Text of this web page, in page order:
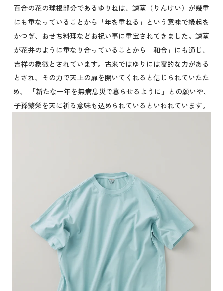
百合の花の球根部分であるゆりねは、鱗茎（りんけい）が幾重
にも重なっていることから「年を重ねる」という意味で縁起を
かつぎ、おせち料理などお祝い事に重宝されてきました。鱗茎
が花弁のように重なり合っていることから「和合」にも通じ、
吉祥の象徴とされています。古来ではゆりには霊的な力がある
とされ、その力で天上の扉を開いてくれると信じられていたた
め、 「新たな一年を無病息災で暮らせるように」との願いや、
子孫繁栄を天に祈る意味も込められているといわれています。